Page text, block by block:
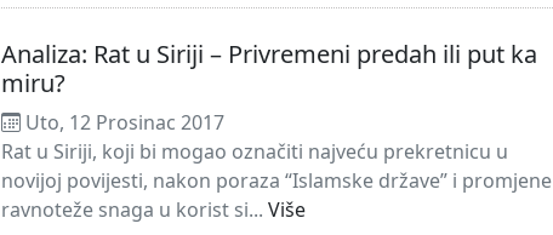
Analiza: Rat u Siriji – Privremeni predah ili put ka
miru?
Uto, 12 Prosinac 2017
Rat u Siriji, koji bi mogao označiti najveću prekretnicu u
novijoj povijesti, nakon poraza “Islamske države” i promjene
ravnoteže snaga u korist si... Više